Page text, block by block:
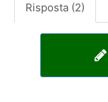
Risposta (2)